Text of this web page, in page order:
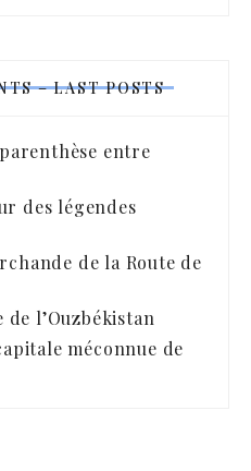
– LAST POSTS
entre
des légendes
de la Route de
de l’Ouzbékistan
méconnue de